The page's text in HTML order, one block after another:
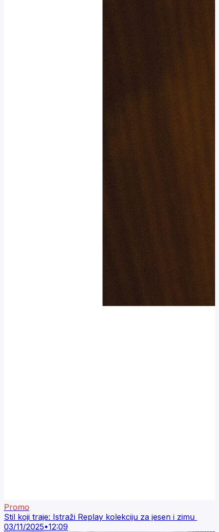
Promo
Stil koji traje: Istraži Replay kolekciju za jesen i zimu
03/11/2025•12:09